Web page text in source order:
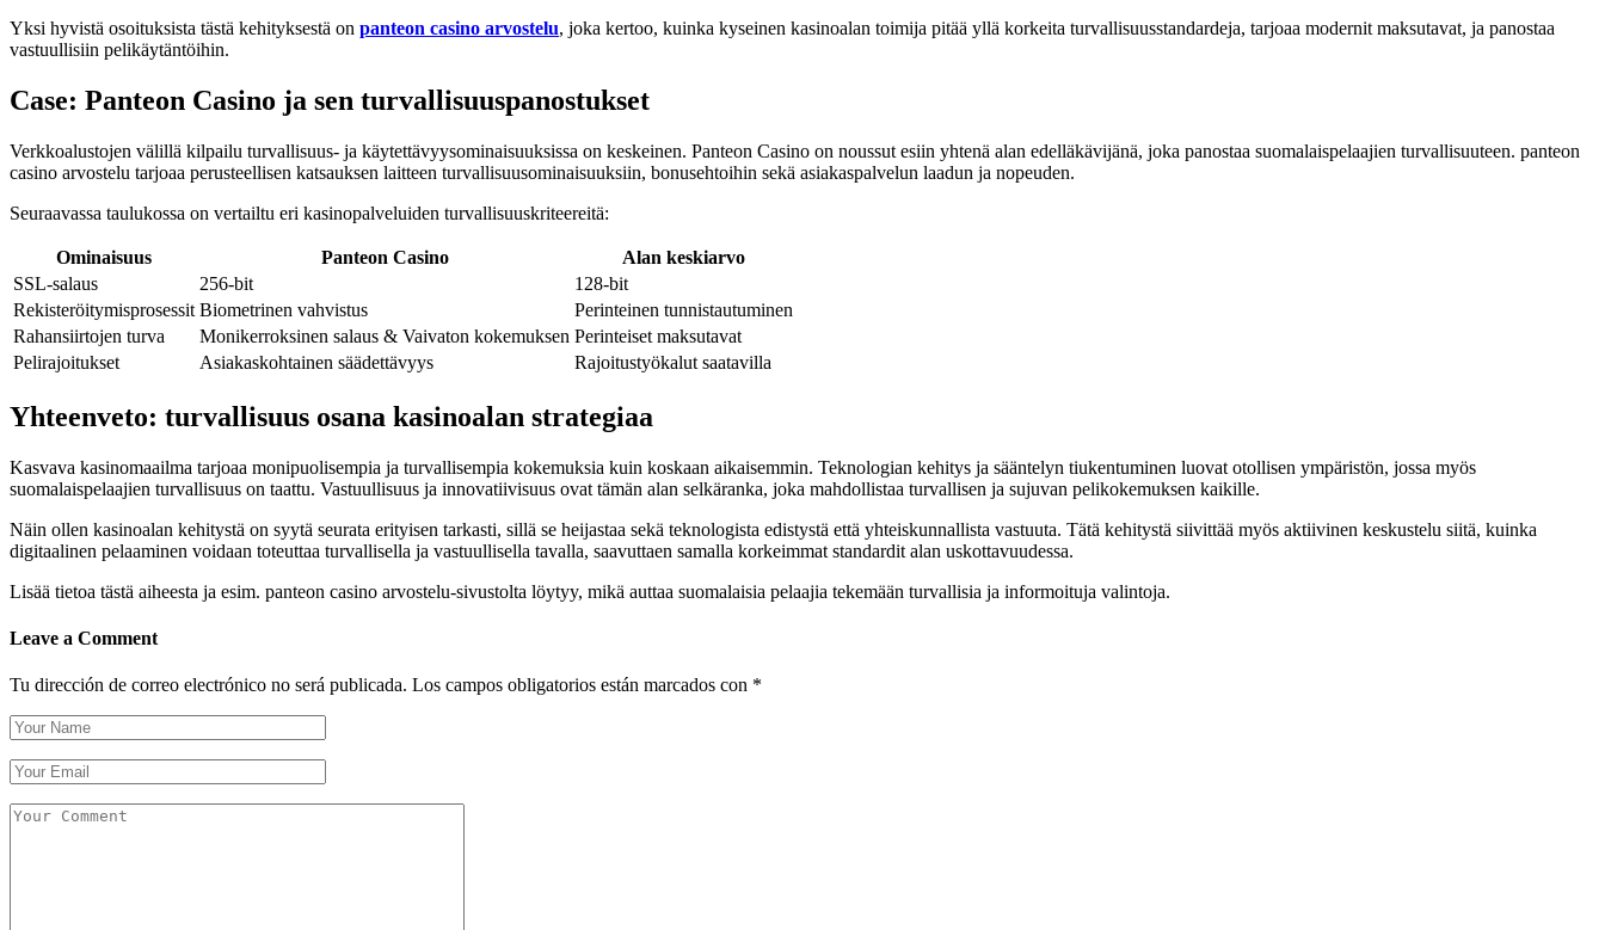
Yksi hyvistä osoituksista tästä kehityksestä on panteon casino arvostelu, joka kertoo, kuinka kyseinen kasinoalan toimija pitää yllä korkeita turvallisuusstandardeja, tarjoaa modernit maksutavat, ja panostaa
vastuullisiin pelikäytäntöihin.
Case: Panteon Casino ja sen turvallisuuspanostukset
Verkkoalustojen välillä kilpailu turvallisuus- ja käytettävyysominaisuuksissa on keskeinen. Panteon Casino on noussut esiin yhtenä alan edelläkävijänä, joka panostaa suomalaispelaajien turvallisuuteen. panteon
casino arvostelu tarjoaa perusteellisen katsauksen laitteen turvallisuusominaisuuksiin, bonusehtoihin sekä asiakaspalvelun laadun ja nopeuden.
Seuraavassa taulukossa on vertailtu eri kasinopalveluiden turvallisuuskriteereitä:
Ominaisuus Panteon Casino
Alan keskiarvo
SSL-salaus
256-bit
128-bit
Rekisteröitymisprosessit Biometrinen vahvistus
Perinteinen tunnistautuminen
Rahansiirtojen turva
Monikerroksinen salaus & Vaivaton kokemuksen Perinteiset maksutavat
Pelirajoitukset
Asiakaskohtainen säädettävyys Rajoitustyökalut saatavilla
Yhteenveto: turvallisuus osana kasinoalan strategiaa
Kasvava kasinomaailma tarjoaa monipuolisempia ja turvallisempia kokemuksia kuin koskaan aikaisemmin. Teknologian kehitys ja sääntelyn tiukentuminen luovat otollisen ympäristön, jossa myös
suomalaispelaajien turvallisuus on taattu. Vastuullisuus ja innovatiivisuus ovat tämän alan selkäranka, joka mahdollistaa turvallisen ja sujuvan pelikokemuksen kaikille.
Näin ollen kasinoalan kehitystä on syytä seurata erityisen tarkasti, sillä se heijastaa sekä teknologista edistystä että yhteiskunnallista vastuuta. Tätä kehitystä siivittää myös aktiivinen keskustelu siitä, kuinka
digitaalinen pelaaminen voidaan toteuttaa turvallisella ja vastuullisella tavalla, saavuttaen samalla korkeimmat standardit alan uskottavuudessa.
Lisää tietoa tästä aiheesta ja esim. panteon casino arvostelu-sivustolta löytyy, mikä auttaa suomalaisia pelaajia tekemään turvallisia ja informoituja valintoja.
Leave a Comment
Tu dirección de correo electrónico no será publicada. Los campos obligatorios están marcados con *